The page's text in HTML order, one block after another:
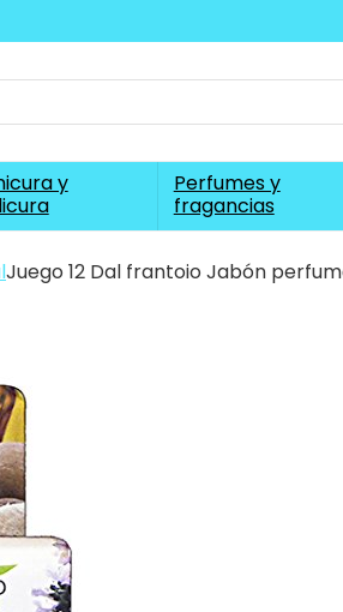
y
Perfumes y
fragancias
Juego 12 Dal frantoio Jabón